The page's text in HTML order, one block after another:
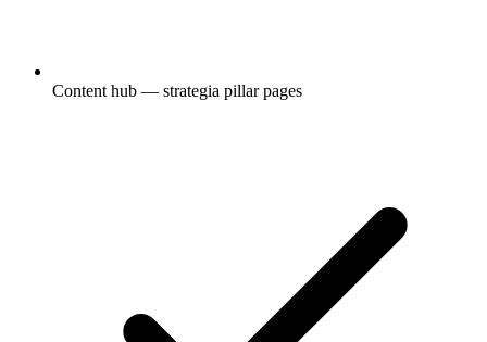
Content hub — strategia pillar pages